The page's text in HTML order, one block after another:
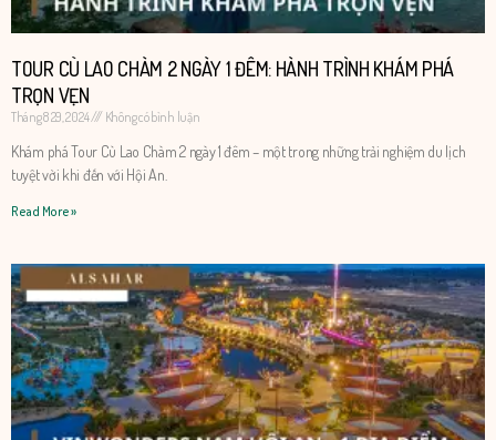
TOUR CÙ LAO CHÀM 2 NGÀY 1 ĐÊM: HÀNH TRÌNH KHÁM PHÁ
TRỌN VẸN
Tháng 8 29, 2024 Không có bình luận
Khám phá Tour Cù Lao Chàm 2 ngày 1 đêm – một trong những trải nghiệm du lịch
tuyệt vời khi đến với Hội An.
Read More »